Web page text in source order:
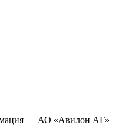
— АО «Авилон АГ»